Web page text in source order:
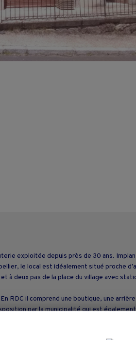
exploitée depuis près de 30 ans.
le local est idéalement situé proche
à deux pas de la place du village avec
RDC il comprend une boutique, une
par la municipalité qui est